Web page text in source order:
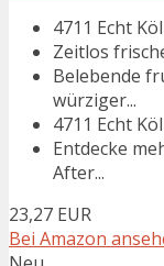
4711 Echt
Zeitlos
Belebende
würziger...
4711 Echt
Entdecke
After...
23,27 EUR
Bei Amazon